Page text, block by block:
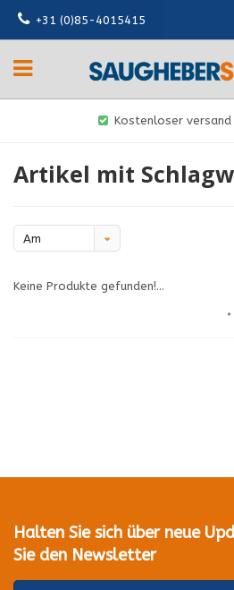
+31 (0)85-4015415
Kostenloser
Artikel mit
Am
angesehen
Keine Produkte gefunden!...
*
Halten Sie sich über neue
Sie den Newsletter